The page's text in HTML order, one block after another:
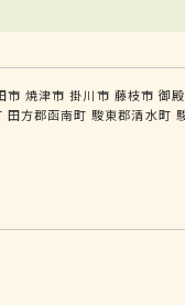
市 焼津市 掛川市 藤枝市 御
田方郡函南町 駿東郡清水町